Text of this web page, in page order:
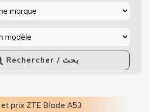
Rechercher / بحث
prix ZTE Blade A53